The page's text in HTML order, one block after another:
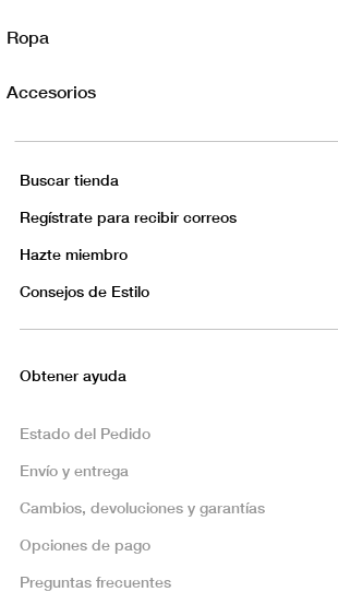
Ropa
Accesorios
Buscar tienda
Regístrate para recibir correos
Hazte miembro
Consejos de Estilo
Obtener ayuda
Estado del Pedido
Envío y entrega
Cambios, devoluciones y garantías
Opciones de pago
Preguntas frecuentes